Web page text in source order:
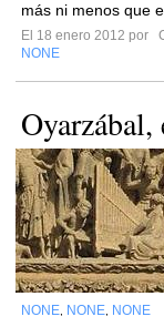
más ni menos que
El 18 enero 2012 por
NONE
Oyarzábal,
NONE NONE NONE